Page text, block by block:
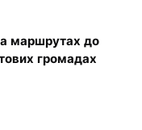
маршрутах до
громадах